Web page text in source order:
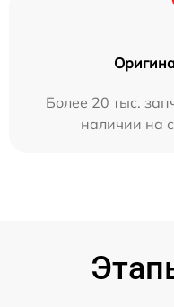
Более 20 тыс.
наличии на